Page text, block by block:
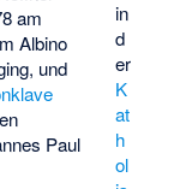
in
d
er
K
at
h
ol
am
Albino
und
Paul